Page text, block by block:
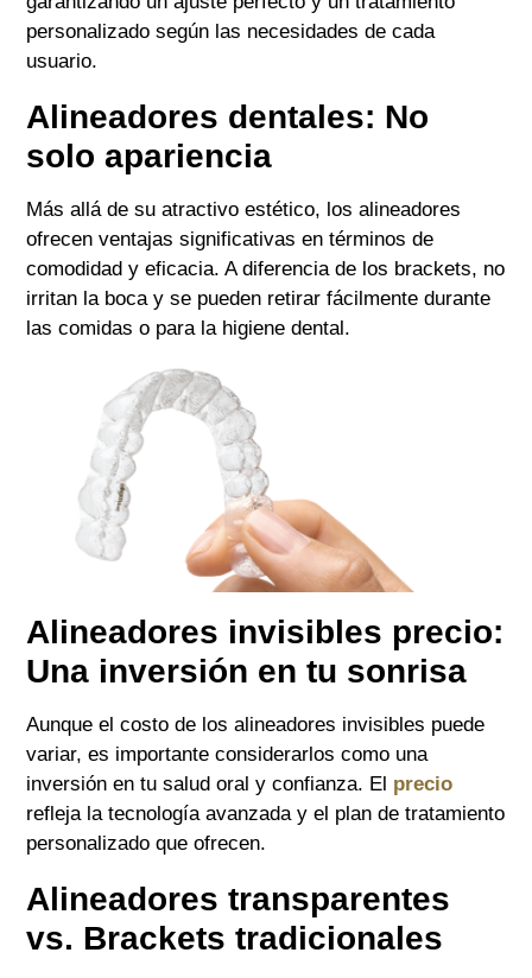
personalizado según las necesidades de cada
usuario.
Alineadores dentales: No
solo apariencia
Más allá de su atractivo estético, los alineadores
ofrecen ventajas significativas en términos de
comodidad y eficacia. A diferencia de los brackets, no
irritan la boca y se pueden retirar fácilmente durante
las comidas o para la higiene dental.
Alineadores invisibles precio:
Una inversión en tu sonrisa
Aunque el costo de los alineadores invisibles puede
variar, es importante considerarlos como una
inversión en tu salud oral y confianza. El precio
refleja la tecnología avanzada y el plan de tratamiento
personalizado que ofrecen.
Alineadores transparentes
vs. Brackets tradicionales